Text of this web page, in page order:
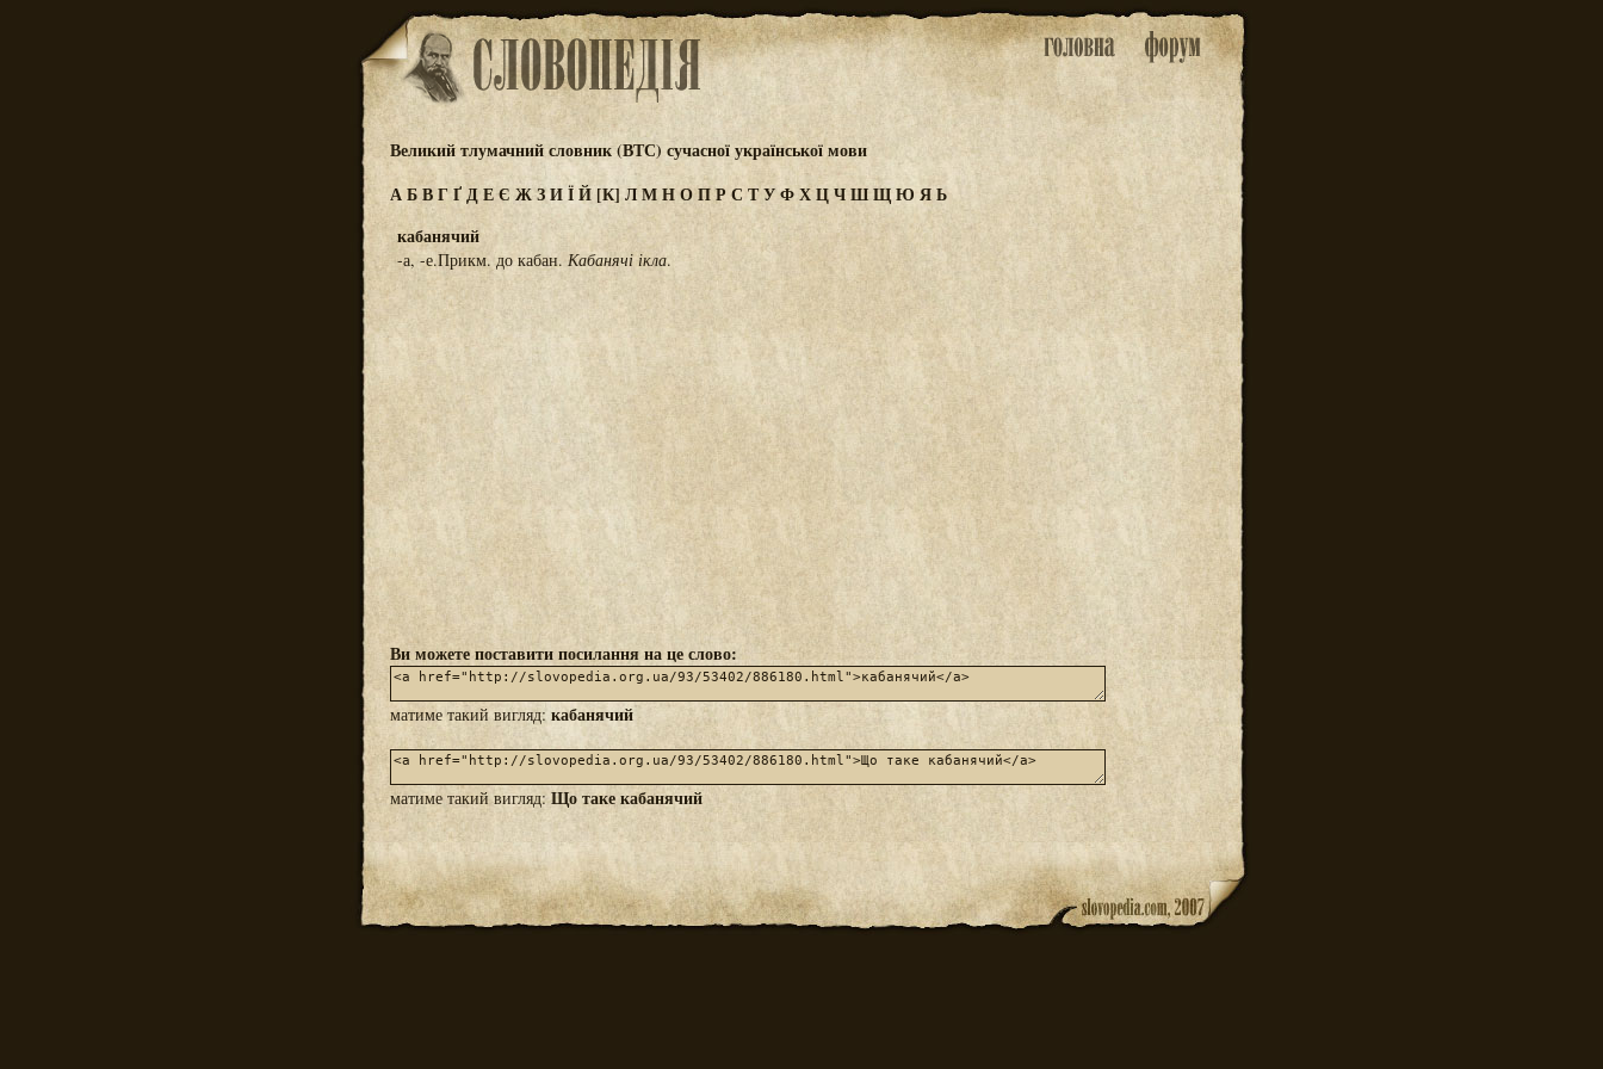
Великий тлумачний словник (ВТС) сучасної української мови
АБВГҐДЕЄ ЖЗИЇЙ [К] ЛМНОПРС ТУФХЦЧШЩЮ ЯЬ
кабанячий
-а, -е.Прикм. до кабан. Кабанячі ікла.
Ви можете поставити посилання на це слово:
матиме такий вигляд: кабанячий
матиме такий вигляд:Що таке кабанячий